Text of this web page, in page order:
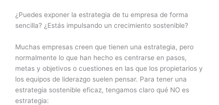
¿Puedes exponer la estrategia de tu empresa de forma
sencilla? ¿Estás impulsando un crecimiento sostenible?
Muchas empresas creen que tienen una estrategia, pero
normalmente lo que han hecho es centrarse en pasos,
metas y objetivos o cuestiones en las que los propietarios y
los equipos de liderazgo suelen pensar. Para tener una
estrategia sostenible eficaz, tengamos claro qué NO es
estrategia: